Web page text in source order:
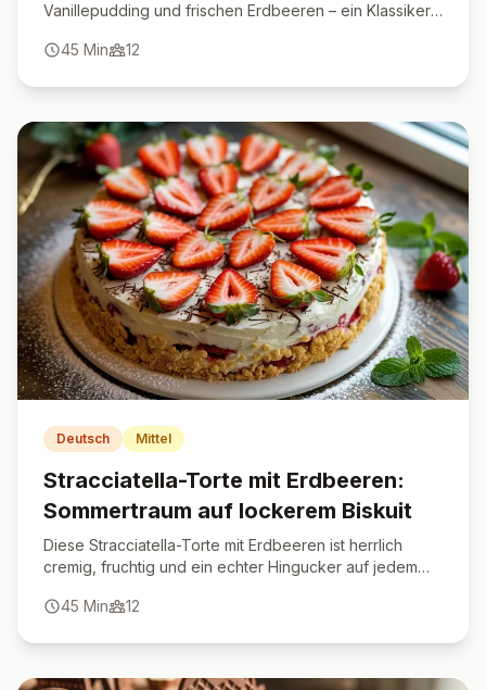
Vanillepudding und frischen Erdbeeren – ein Klassiker,
45 Min 12
Deutsch Mittel
Stracciatella-Torte mit Erdbeeren:
Sommertraum auf lockerem Biskuit
Diese Stracciatella-Torte mit Erdbeeren ist herrlich
cremig, fruchtig und ein echter Hingucker auf jedem
45 Min 12